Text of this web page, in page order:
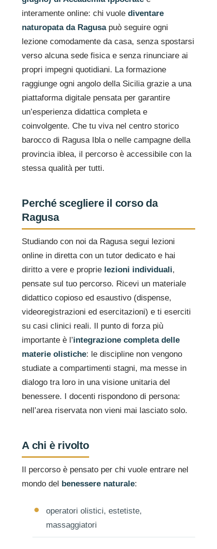
interamente online: chi vuole diventare
naturopata da Ragusapuò seguire ogni
lezione comodamente da casa, senza spostarsi
verso alcuna sede fisica e senza rinunciare ai
propri impegni quotidiani. La formazione
raggiunge ogni angolo della Sicilia grazie a una
piattaforma digitale pensata per garantire
un’esperienza didattica completa e
coinvolgente. Che tu viva nel centro storico
barocco di Ragusa Ibla o nelle campagne della
provincia iblea, il percorso è accessibile con la
stessa qualità per tutti.
Perché scegliere il corso da
Ragusa
Studiando con noi da Ragusa segui lezioni
online in diretta con un tutor dedicato e hai
diritto a vere e proprie lezioni individuali,
pensate sul tuo percorso. Ricevi un materiale
didattico copioso ed esaustivo (dispense,
videoregistrazioni ed esercitazioni) e ti eserciti
su casi clinici reali. Il punto di forza più
importante è l’integrazione completa delle
materie olistiche: le discipline non vengono
studiate a compartimenti stagni, ma messe in
dialogo tra loro in una visione unitaria del
benessere. I docenti rispondono di persona:
nell’area riservata non vieni mai lasciato solo.
A chi è rivolto
Il percorso è pensato per chi vuole entrare nel
mondo del benessere naturale:
operatori olistici, estetiste,
massaggiatori